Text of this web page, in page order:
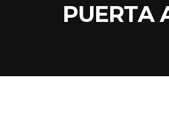
PUERTA